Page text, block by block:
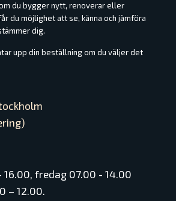
du bygger nytt, renoverar eller
du möjlighet att se, känna och jämföra
dig.
upp din beställning om du väljer det
fredag 07.00 - 14.00
– 12.00.